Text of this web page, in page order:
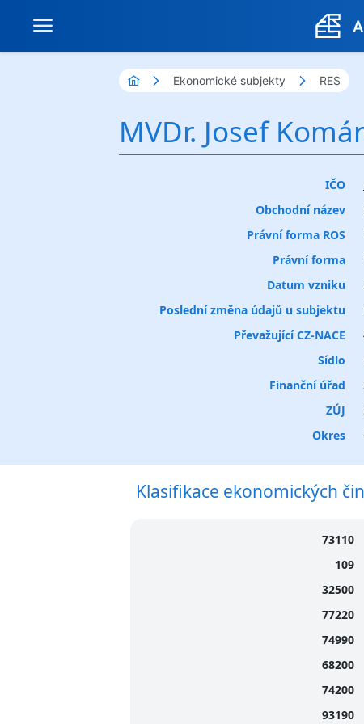
Ekonomické subjekty RES
MVDr. Josef
IČO
Obchodní název
Právní forma ROS
Právní forma
Datum vzniku
Poslední změna údajů u subjektu
Převažující CZ-NACE
Sídlo
Finanční úřad
ZÚJ
Okres
Klasifikace ekonomických
73110
109
32500
77220
74990
68200
74200
93190